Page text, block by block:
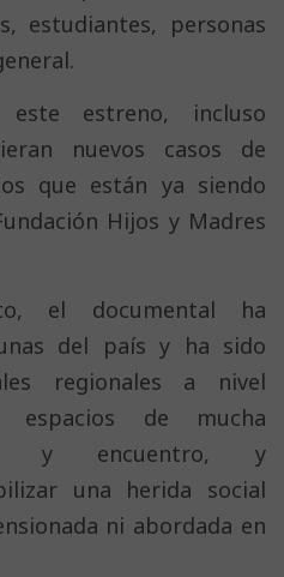
estudiantes, personas
estreno, incluso
nuevos casos de
que están ya siendo
Hijos y Madres
el documental ha
del país y ha sido
regionales a nivel
espacios de mucha
y encuentro, y
una herida social
ni abordada en